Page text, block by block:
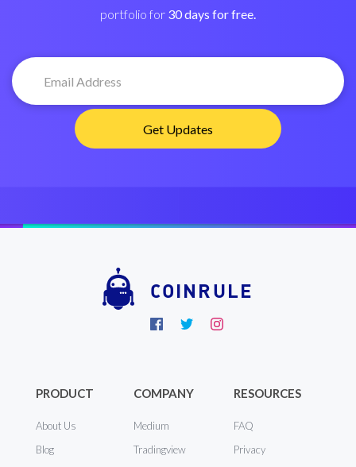
portfolio for 30 days for free.
COINRULE
PRODUCT
About Us
Blog
COMPANY
Medium
Tradingview
RESOURCES
FAQ
Privacy